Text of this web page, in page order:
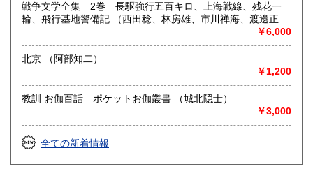
戦争文学全集 2巻 長駆強行五百キロ、上海戦線、残花一
輪、飛行基地警備記 （西田稔、林房雄、市川禅海、渡邊正
￥6,000
北京 （阿部知二）
￥1,200
教訓 お伽百話 ポケットお伽叢書 （城北隠士）
￥3,000
全ての新着情報